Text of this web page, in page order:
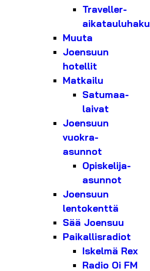
Traveller-
aikatauluhaku
Muuta
Joensuun
hotellit
Matkailu
Satumaa-
laivat
Joensuun
vuokra-
asunnot
Opiskelija-
asunnot
Joensuun
lentokenttä
Sää Joensuu
Paikallisradiot
Iskelmä Rex
Radio Oi FM